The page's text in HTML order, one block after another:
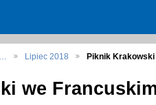
Lipiec 2018 Piknik
we